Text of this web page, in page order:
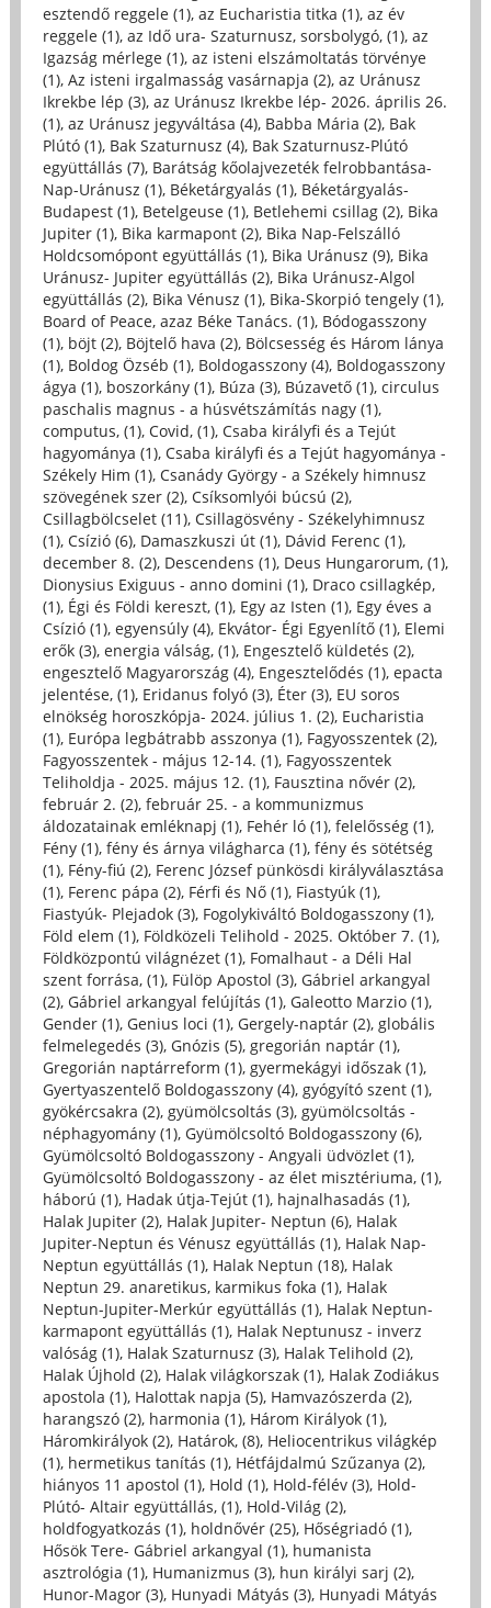
esztendő reggele (1), az Eucharistia titka (1), az év
reggele (1), az Idő ura- Szaturnusz, sorsbolygó, (1), az
Igazság mérlege (1), az isteni elszámoltatás törvénye
(1), Az isteni irgalmasság vasárnapja (2), az Uránusz
Ikrekbe lép (3), az Uránusz Ikrekbe lép- 2026. április 26.
(1), az Uránusz jegyváltása (4), Babba Mária (2), Bak
Plútó (1), Bak Szaturnusz (4), Bak Szaturnusz-Plútó
együttállás (7), Barátság kőolajvezeték felrobbantása-
Nap-Uránusz (1), Béketárgyalás (1), Béketárgyalás-
Budapest (1), Betelgeuse (1), Betlehemi csillag (2), Bika
Jupiter (1), Bika karmapont (2), Bika Nap-Felszálló
Holdcsomópont együttállás (1), Bika Uránusz (9), Bika
Uránusz- Jupiter együttállás (2), Bika Uránusz-Algol
együttállás (2), Bika Vénusz (1), Bika-Skorpió tengely (1),
Board of Peace, azaz Béke Tanács. (1), Bódogasszony
(1), böjt (2), Böjtelő hava (2), Bölcsesség és Három lánya
(1), Boldog Özséb (1), Boldogasszony (4), Boldogasszony
ágya (1), boszorkány (1), Búza (3), Búzavető (1), circulus
paschalis magnus - a húsvétszámítás nagy (1),
computus, (1), Covid, (1), Csaba királyfi és a Tejút
hagyománya (1), Csaba királyfi és a Tejút hagyománya -
Székely Him (1), Csanády György - a Székely himnusz
szövegének szer (2), Csíksomlyói búcsú (2),
Csillagbölcselet (11), Csillagösvény - Székelyhimnusz
(1), Csízió (6), Damaszkuszi út (1), Dávid Ferenc (1),
december 8. (2), Descendens (1), Deus Hungarorum, (1),
Dionysius Exiguus - anno domini (1), Draco csillagkép,
(1), Égi és Földi kereszt, (1), Egy az Isten (1), Egy éves a
Csízió (1), egyensúly (4), Ekvátor- Égi Egyenlítő (1), Elemi
erők (3), energia válság, (1), Engesztelő küldetés (2),
engesztelő Magyarország (4), Engesztelődés (1), epacta
jelentése, (1), Eridanus folyó (3), Éter (3), EU soros
elnökség horoszkópja- 2024. július 1. (2), Eucharistia
(1), Európa legbátrabb asszonya (1), Fagyosszentek (2),
Fagyosszentek - május 12-14. (1), Fagyosszentek
Teliholdja - 2025. május 12. (1), Fausztina nővér (2),
február 2. (2), február 25. - a kommunizmus
áldozatainak emléknapj (1), Fehér ló (1), felelősség (1),
Fény (1), fény és árnya világharca (1), fény és sötétség
(1), Fény-fiú (2), Ferenc József pünkösdi királyválasztása
(1), Ferenc pápa (2), Férfi és Nő (1), Fiastyúk (1),
Fiastyúk- Plejadok (3), Fogolykiváltó Boldogasszony (1),
Föld elem (1), Földközeli Telihold - 2025. Október 7. (1),
Földközpontú világnézet (1), Fomalhaut - a Déli Hal
szent forrása, (1), Fülöp Apostol (3), Gábriel arkangyal
(2), Gábriel arkangyal felújítás (1), Galeotto Marzio (1),
Gender (1), Genius loci (1), Gergely-naptár (2), globális
felmelegedés (3), Gnózis (5), gregorián naptár (1),
Gregorián naptárreform (1), gyermekágyi időszak (1),
Gyertyaszentelő Boldogasszony (4), gyógyító szent (1),
gyökércsakra (2), gyümölcsoltás (3), gyümölcsoltás -
néphagyomány (1), Gyümölcsoltó Boldogasszony (6),
Gyümölcsoltó Boldogasszony - Angyali üdvözlet (1),
Gyümölcsoltó Boldogasszony - az élet misztériuma, (1),
háború (1), Hadak útja-Tejút (1), hajnalhasadás (1),
Halak Jupiter (2), Halak Jupiter- Neptun (6), Halak
Jupiter-Neptun és Vénusz együttállás (1), Halak Nap-
Neptun együttállás (1), Halak Neptun (18), Halak
Neptun 29. anaretikus, karmikus foka (1), Halak
Neptun-Jupiter-Merkúr együttállás (1), Halak Neptun-
karmapont együttállás (1), Halak Neptunusz - inverz
valóság (1), Halak Szaturnusz (3), Halak Telihold (2),
Halak Újhold (2), Halak világkorszak (1), Halak Zodiákus
apostola (1), Halottak napja (5), Hamvazószerda (2),
harangszó (2), harmonia (1), Három Királyok (1),
Háromkirályok (2), Határok, (8), Heliocentrikus világkép
(1), hermetikus tanítás (1), Hétfájdalmú Szűzanya (2),
hiányos 11 apostol (1), Hold (1), Hold-félév (3), Hold-
Plútó- Altair együttállás, (1), Hold-Világ (2),
holdfogyatkozás (1), holdnővér (25), Hőségriadó (1),
Hősök Tere- Gábriel arkangyal (1), humanista
asztrológia (1), Humanizmus (3), hun királyi sarj (2),
Hunor-Magor (3), Hunyadi Mátyás (3), Hunyadi Mátyás